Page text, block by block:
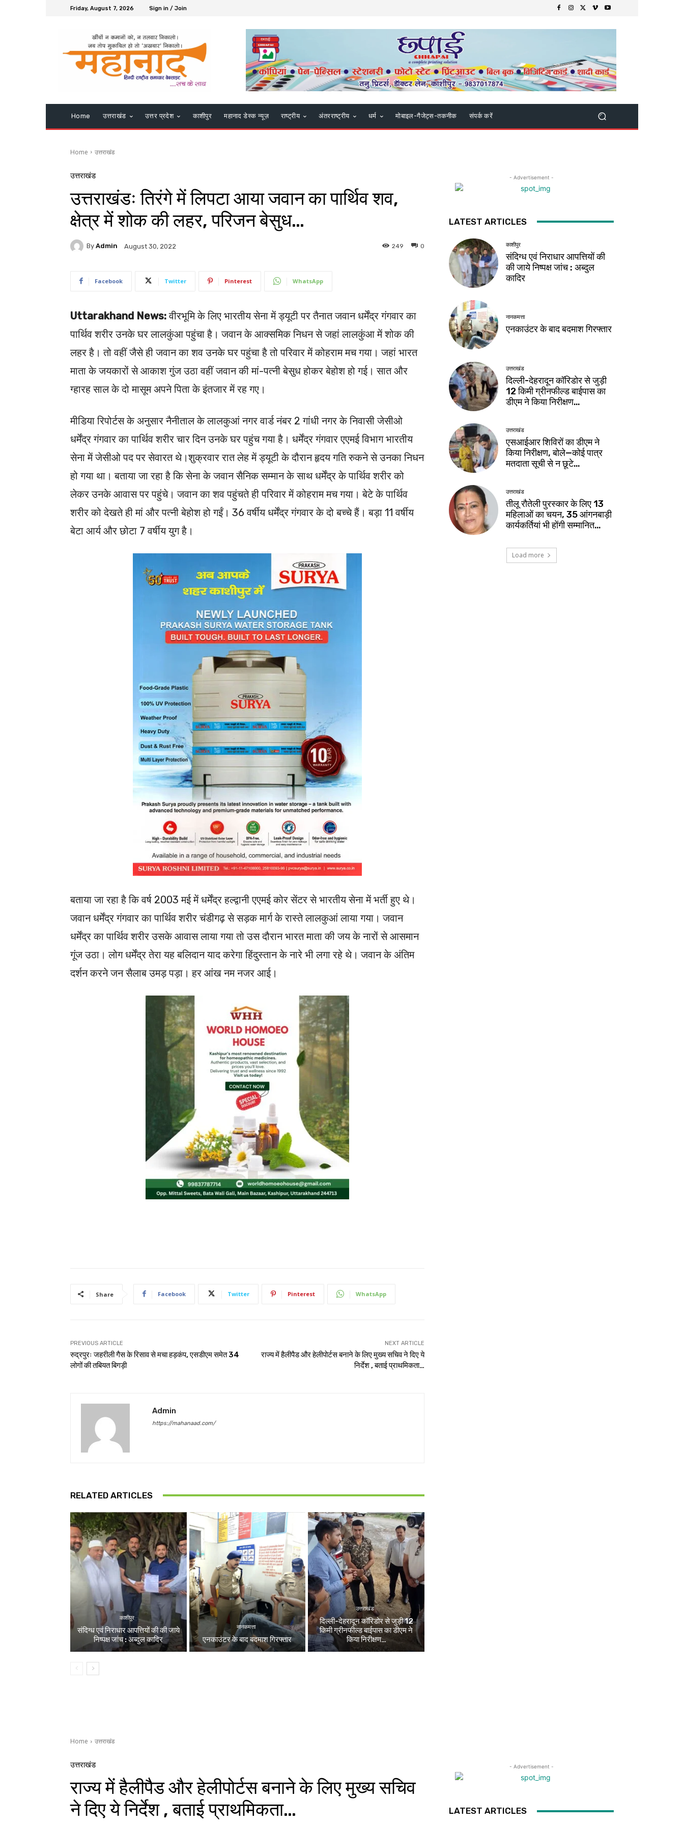
Friday, August 7, 2026 Sign in / Join
Home उत्तराखंड उत्तर प्रदेश काशीपुर महानाद डेस्क न्यूज़ राष्ट्रीय अंतरराष्ट्रीय धर्म मोबाइल-गैजेट्स-तकनीक संपर्क करें
Home उत्तराखंड
उत्तराखंड
उत्तराखंडः तिरंगे में लिपटा आया जवान का पार्थिव शव,
क्षेत्र में शोक की लहर, परिजन बेसुध…
By Admin August 30, 2022 0
249
Facebook Twitter Pinterest WhatsApp
Uttarakhand News:वीरभूमि के लिए भारतीय सेना में ड्यूटी पर तैनात जवान धर्मेंद्र गंगवार का
पार्थिव शरीर उनके घर लालकुंआ पहुंचा है। जवान के आक्समिक निधन से जहां लालकुंआ में शोक की
लहर है। तो वहीं जैसे ही जवान का शव उनके घर पहुंचा है तो परिवार में कोहराम मच गया। जहां भारत
माता के जयकारों से आकाश गुंज उठा वहीं जवान की मां-पत्नी बेसुध होकर बेहोश हो गई। सात और
ग्हारह साल के दो मासूम अपने पिता के इंतजार में रह गए।
मीडिया रिपोर्टस के अनुसार नैनीताल के लालकुआं नगर वार्ड नंबर 2 गांधी नगर के निवासी जेसीओ
धर्मेंद्र गंगवार का पार्थिव शरीर चार दिन उनके घर पहुंच गया है। धर्मेंद्र गंगवार एएमई विभाग भारतीय
सेना में जेसीओ पद पर सेवारत थे।शुक्रवार रात लेह में ड्यूटी के दौरान हृदय गति रुकने से उनका निधन
हो गया था। बताया जा रहा है कि सेना के जवान सैनिक सम्मान के साथ धर्मेंद्र के पार्थिव शरीर को
लेकर उनके आवास पर पहुंचे। जवान का शव पहुंचते ही परिवार में कोहराम मच गया। बेटे के पार्थिव
शरीर को देखते ही मां और पत्नी बेहोश हो गईं। 36 वर्षीय धर्मेंद्र गंगवार के दो बच्चे हैं। बड़ा 11 वर्षीय
बेटा आर्य और छोटा 7 वर्षीय युग है।
बताया जा रहा है कि वर्ष 2003 मई में धर्मेंद्र हल्द्वानी एएमई कोर सेंटर से भारतीय सेना में भर्ती हुए थे।
जवान धर्मेंद्र गंगवार का पार्थिव शरीर चंडीगढ़ से सड़क मार्ग के रास्ते लालकुआं लाया गया। जवान
धर्मेंद्र का पार्थिव शरीर उसके आवास लाया गया तो उस दौरान भारत माता की जय के नारों से आसमान
गूंज उठा। लोग धर्मेंद्र तेरा यह बलिदान याद करेगा हिंदुस्तान के नारे भी लगा रहे थे। जवान के अंतिम
दर्शन करने जन सैलाब उमड़ पड़ा। हर आंख नम नजर आई।
Share Facebook Twitter Pinterest WhatsApp
PREVIOUS ARTICLE
रुद्रपुरः जहरीली गैस के रिसाव से मचा हड़कंप, एसडीएम समेत 34
लोगों की तबियत बिगड़ी
NEXT ARTICLE
राज्य में हैलीपैड और हेलीपोर्टस बनाने के लिए मुख्य सचिव ने दिए ये
निर्देश , बताई प्राथमिकता…
Admin
https://mahanaad.com/
RELATED ARTICLES
काशीपुर
संदिग्ध एवं निराधार आपत्तियों की की जाये
निष्पक्ष जांच : अब्दुल कादिर
नानकमत्ता
एनकाउंटर के बाद बदमाश गिरफ्तार
उत्तराखंड
दिल्ली-देहरादून कॉरिडोर से जुड़ी 12
किमी ग्रीनफील्ड बाईपास का डीएम ने
किया निरीक्षण…
- Advertisement -
LATEST ARTICLES
काशीपुर
संदिग्ध एवं निराधार आपत्तियों की
की जाये निष्पक्ष जांच : अब्दुल
कादिर
नानकमत्ता
एनकाउंटर के बाद बदमाश गिरफ्तार
उत्तराखंड
दिल्ली-देहरादून कॉरिडोर से जुड़ी
12 किमी ग्रीनफील्ड बाईपास का
डीएम ने किया निरीक्षण…
उत्तराखंड
एसआईआर शिविरों का डीएम ने
किया निरीक्षण, बोले—कोई पात्र
मतदाता सूची से न छूटे…
उत्तराखंड
तीलू रौतेली पुरस्कार के लिए 13
महिलाओं का चयन, 35 आंगनबाड़ी
कार्यकर्तियां भी होंगी सम्मानित…
Load more